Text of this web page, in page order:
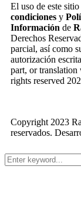
El uso de este
condiciones y
Información de
Derechos
parcial, así como
autorización
part, or
rights reserved
Copyright 2023
reservados.